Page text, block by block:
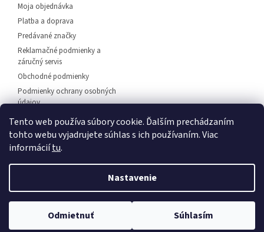
Tento web používa súbory cookie. Ďalším prechádzaním
tohto webu vyjadrujete súhlas s ich používaním. Viac
informáciítu.
Nastavenie
Odmietnuť Súhlasím
, 🛍️osobný odber odborné poradenstvo
Moja objednávka
Platba a doprava
Predávané značky
Reklamačné podmienky a
záručný servis
Obchodné podmienky
Podmienky ochrany osobných
údajov
Predajňa svietidiel Dunajská
Streda
Napíšte nám